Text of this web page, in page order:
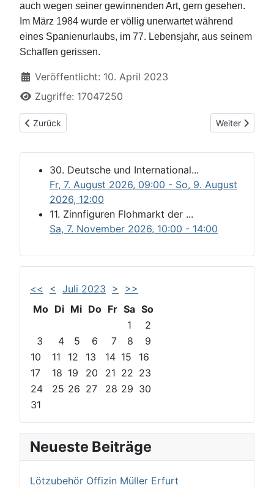
auch wegen seiner gewinnenden Art, gern gesehen.
Im März 1984 wurde er völlig unerwartet während
eines Spanienurlaubs, im 77. Lebensjahr, aus seinem
Schaffen gerissen.
Details
Veröffentlicht: 10. April 2023
Zugriffe: 17047250
Vorheriger Beitrag: Herzlich Willkommen
Zurück Nächster
Weiter
30. Deutsche und International...
Fr, 7. August 2026, 09:00 - So, 9. August
2026, 12:00
11. Zinnfiguren Flohmarkt der ...
Sa, 7. November 2026, 10:00 - 14:00
<< < Juli 2023 >
>>
Mo Di Mi Do Fr Sa So
1
2
3
4 5 6 7 8
9
10
11 12 13 14 15
16
17
18 19 20 21 22 23
24
25 26 27 28 29 30
31
Neueste Beiträge
Lötzubehör Offizin Müller Erfurt